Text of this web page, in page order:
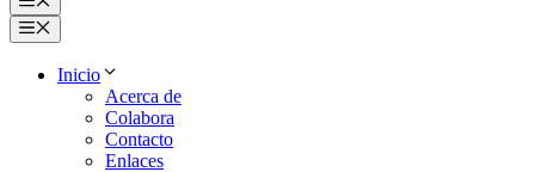
Menú
Inicio
Acerca de
Colabora
Contacto
Enlaces